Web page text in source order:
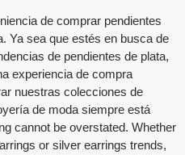
de comprar pendientes
Ya sea que estés en busca de
de pendientes de plata,
experiencia de compra
nuestras colecciones de
de moda siempre está
cannot be overstated. Whether
or silver earrings trends,